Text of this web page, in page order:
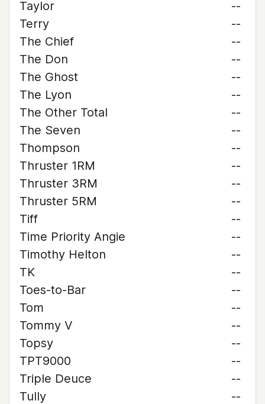
Taylor
--
Terry
--
The Chief
--
The Don
--
The Ghost
--
The Lyon
--
The Other Total
--
The Seven
--
Thompson
--
Thruster 1RM
--
Thruster 3RM
--
Thruster 5RM
--
Tiff
--
Time Priority Angie
--
Timothy Helton
--
TK
--
Toes-to-Bar
--
Tom
--
Tommy V
--
Topsy
--
TPT9000
--
Triple Deuce
--
Tully
--